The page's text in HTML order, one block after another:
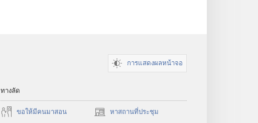
การแสดงผลหน้าจอ
ทางลัด
ขอ​ให้​มี​คน​มา​สอน หาสถานที่ประชุม
(เปิด